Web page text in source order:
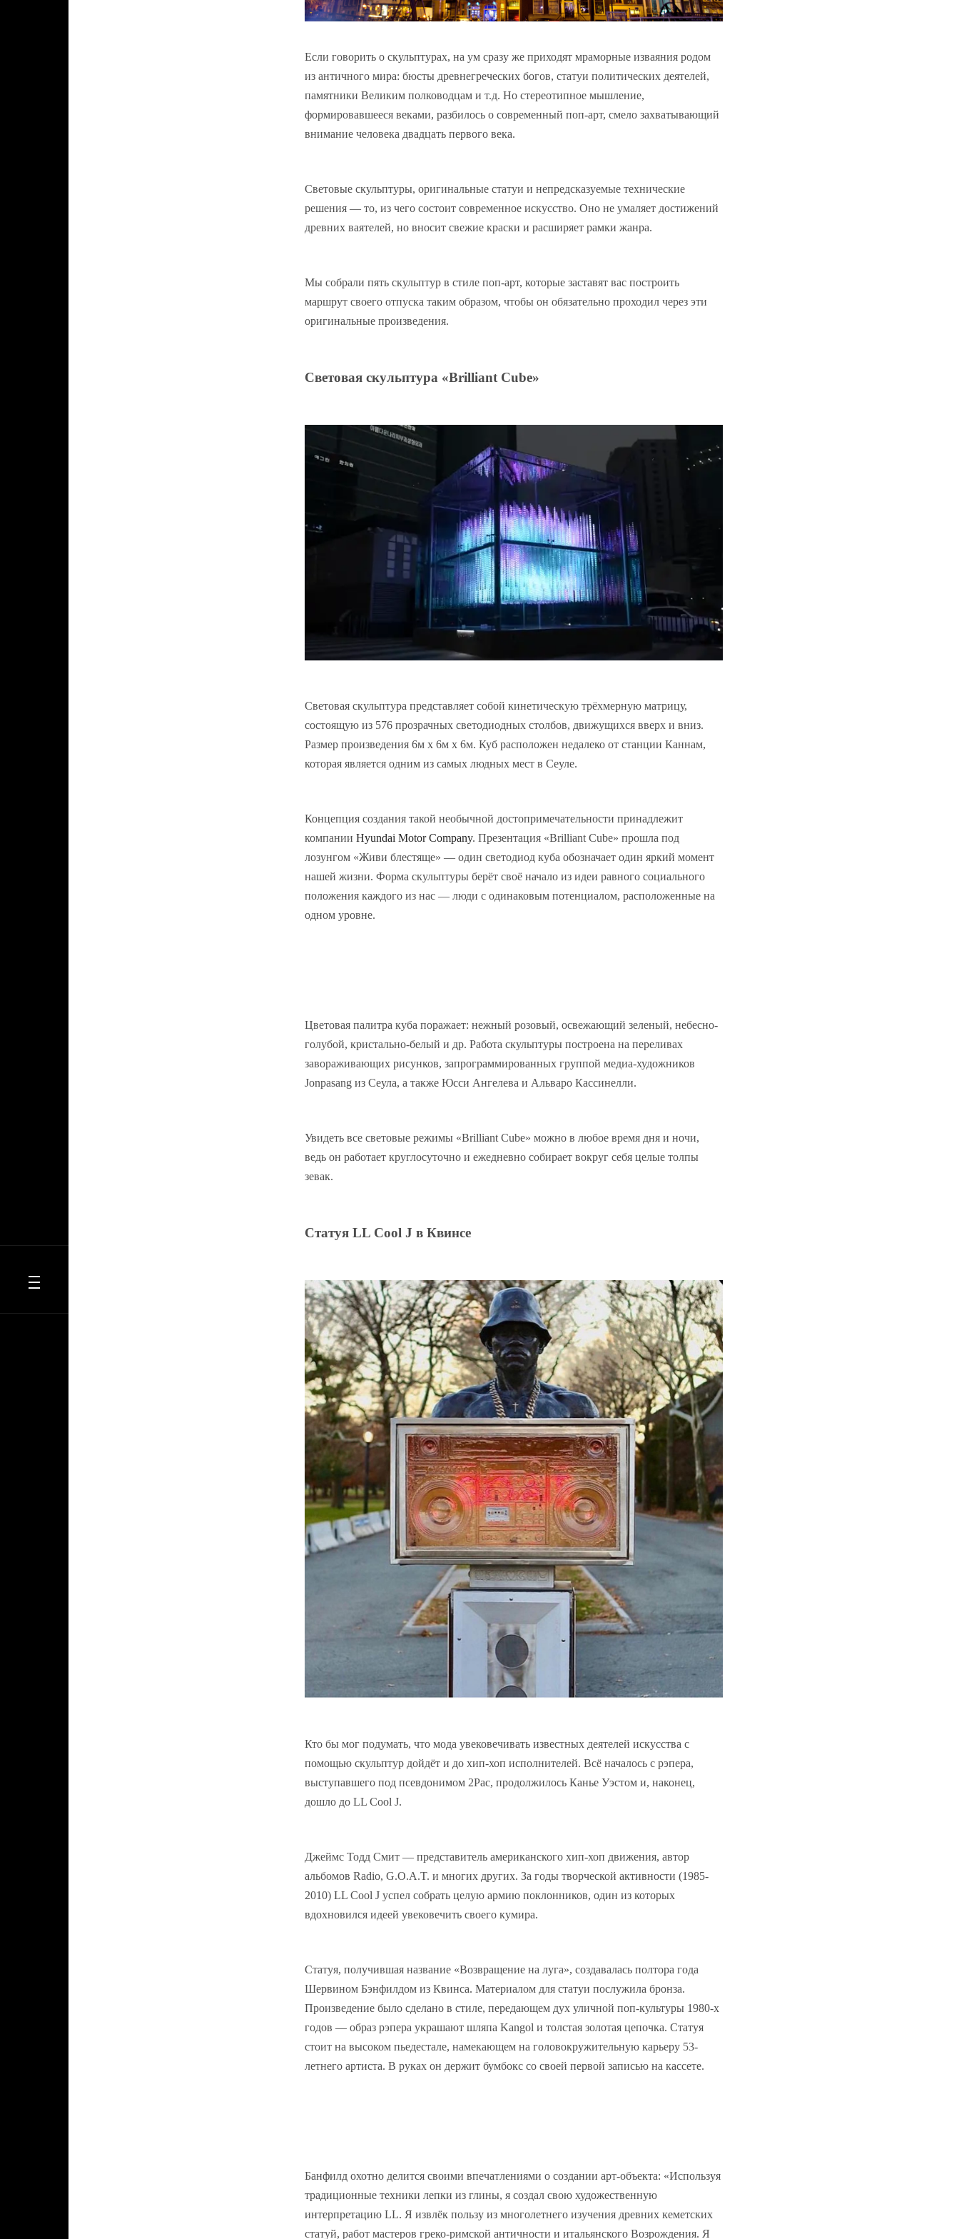
Если говорить о скульптурах, на ум сразу же приходят мраморные изваяния родом
из античного мира: бюсты древнегреческих богов, статуи политических деятелей,
памятники Великим полководцам и т.д. Но стереотипное мышление,
формировавшееся веками, разбилось о современный поп-арт, смело захватывающий
внимание человека двадцать первого века.
Световые скульптуры, оригинальные статуи и непредсказуемые технические
решения — то, из чего состоит современное искусство. Оно не умаляет достижений
древних ваятелей, но вносит свежие краски и расширяет рамки жанра.
Мы собрали пять скульптур в стиле поп-арт, которые заставят вас построить
маршрут своего отпуска таким образом, чтобы он обязательно проходил через эти
оригинальные произведения.
Световая скульптура «Brilliant Cube»
Световая скульптура представляет собой кинетическую трёхмерную матрицу,
состоящую из 576 прозрачных светодиодных столбов, движущихся вверх и вниз.
Размер произведения 6м х 6м х 6м. Куб расположен недалеко от станции Каннам,
которая является одним из самых людных мест в Сеуле.
Концепция создания такой необычной достопримечательности принадлежит
компании Hyundai Motor Company. Презентация «Brilliant Cube» прошла под
лозунгом «Живи блестяще» — один светодиод куба обозначает один яркий момент
нашей жизни. Форма скульптуры берёт своё начало из идеи равного социального
положения каждого из нас — люди с одинаковым потенциалом, расположенные на
одном уровне.
Цветовая палитра куба поражает: нежный розовый, освежающий зеленый, небесно-
голубой, кристально-белый и др. Работа скульптуры построена на переливах
завораживающих рисунков, запрограммированных группой медиа-художников
Jonpasang из Сеула, а также Юсси Ангелева и Альваро Кассинелли.
Увидеть все световые режимы «Brilliant Cube» можно в любое время дня и ночи,
ведь он работает круглосуточно и ежедневно собирает вокруг себя целые толпы
зевак.
Статуя LL Cool J в Квинсе
Кто бы мог подумать, что мода увековечивать известных деятелей искусства с
помощью скульптур дойдёт и до хип-хоп исполнителей. Всё началось с рэпера,
выступавшего под псевдонимом 2Pac, продолжилось Канье Уэстом и, наконец,
дошло до LL Cool J.
Джеймс Тодд Смит — представитель американского хип-хоп движения, автор
альбомов Radio, G.O.A.T. и многих других. За годы творческой активности (1985-
2010) LL Cool J успел собрать целую армию поклонников, один из которых
вдохновился идеей увековечить своего кумира.
Статуя, получившая название «Возвращение на луга», создавалась полтора года
Шервином Бэнфилдом из Квинса. Материалом для статуи послужила бронза.
Произведение было сделано в стиле, передающем дух уличной поп-культуры 1980-х
годов — образ рэпера украшают шляпа Kangol и толстая золотая цепочка. Статуя
стоит на высоком пьедестале, намекающем на головокружительную карьеру 53-
летнего артиста. В руках он держит бумбокс со своей первой записью на кассете.
Банфилд охотно делится своими впечатлениями о создании арт-объекта: «Используя
традиционные техники лепки из глины, я создал свою художественную
интерпретацию LL. Я извлёк пользу из многолетнего изучения древних кеметских
статуй, работ мастеров греко-римской античности и итальянского Возрождения. Я